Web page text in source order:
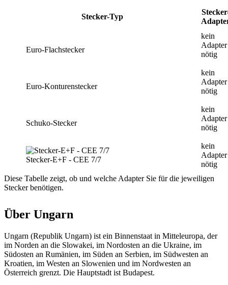
Stecker-Typ
Euro-Flachstecker
kein
Adapter
nötig
Euro-Konturenstecker
kein
Adapter
nötig
Schuko-Stecker
kein
Adapter
nötig
Stecker-E+F - CEE 7/7
kein
Adapter
nötig
Diese Tabelle zeigt, ob und welche Adapter Sie für die jeweiligen
Stecker benötigen.
Über Ungarn
Ungarn (Republik Ungarn) ist ein Binnenstaat in Mitteleuropa, der
im Norden an die Slowakei, im Nordosten an die Ukraine, im
Südosten an Rumänien, im Süden an Serbien, im Südwesten an
Kroatien, im Westen an Slowenien und im Nordwesten an
Österreich grenzt. Die Hauptstadt ist Budapest.